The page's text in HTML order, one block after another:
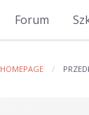
Forum
HOMEPAGE